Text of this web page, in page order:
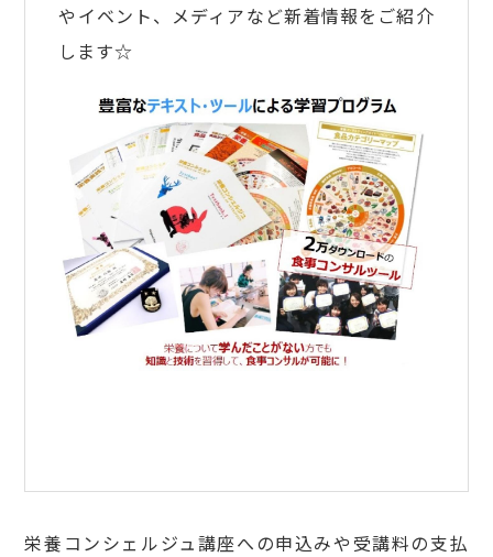
やイベント、メディアなど新着情報をご紹介
します☆
栄養コンシェルジュ講座への申込みや受講料の支払